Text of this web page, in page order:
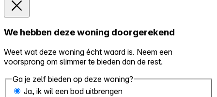
We hebben deze woning doorgerekend
Weet wat deze woning écht waard is. Neem een
voorsprong om slimmer te bieden dan de rest.
Ga je zelf bieden op deze woning?
Ja, ik wil een bod uitbrengen